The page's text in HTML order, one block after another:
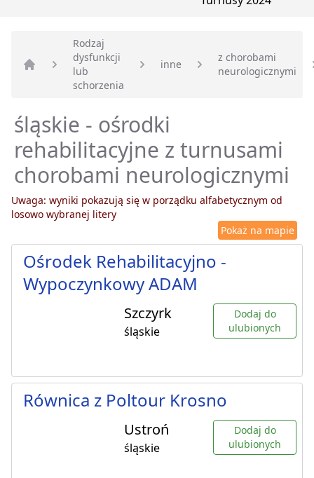
Strona główna
Rodzaj
dysfunkcji
lub
schorzenia
inne
z chorobami
neurologicznymi
śląskie - ośrodki
rehabilitacyjne z turnusami
chorobami neurologicznymi
Uwaga: wyniki pokazują się w porządku alfabetycznym od
losowo wybranej litery
Pokaż na mapie
Ośrodek Rehabilitacyjno -
Wypoczynkowy ADAM
Szczyrk
śląskie
Dodaj do
ulubionych
Równica z Poltour Krosno
Ustroń
śląskie
Dodaj do
ulubionych